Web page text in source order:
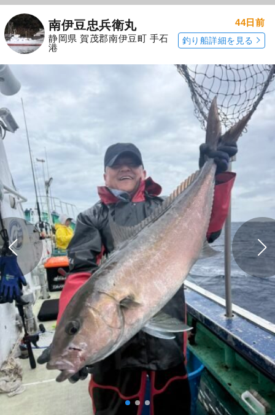
南伊豆忠兵衛丸
静岡県 賀茂郡南伊豆町 手石
港
44日前
釣り船詳細を見る